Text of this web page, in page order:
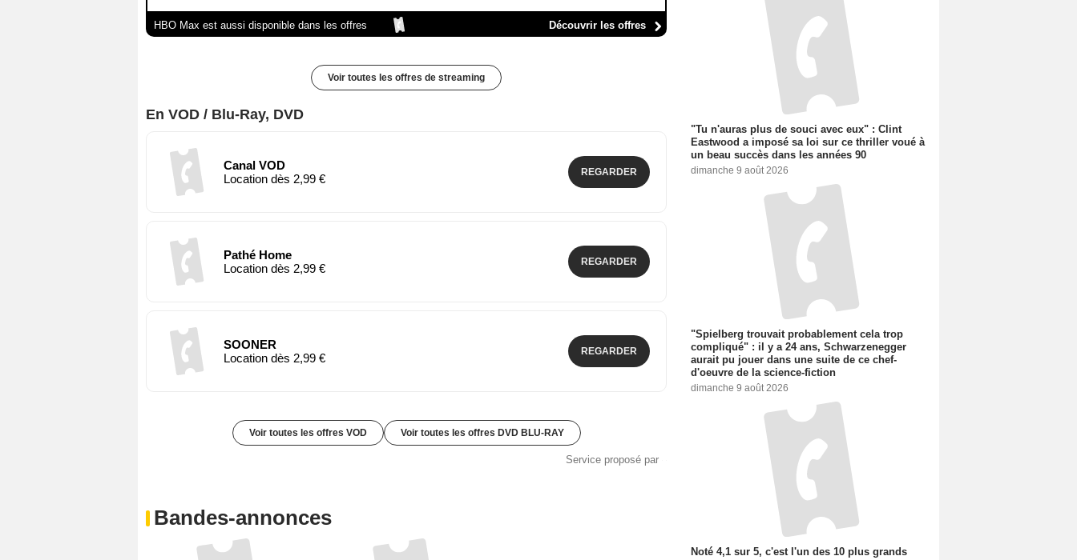
HBO Max est aussi disponible dans les offres Découvrir les offres
Voir toutes les offres de streaming
En VOD / Blu-Ray, DVD
Canal VOD
Location dès 2,99 €
REGARDER
Pathé Home
Location dès 2,99 €
REGARDER
SOONER
Location dès 2,99 €
REGARDER
Voir toutes les offres VOD Voir toutes les offres DVD BLU-RAY
Service proposé par
Bandes-annonces
"Tu n'auras plus de souci avec eux" : Clint
Eastwood a imposé sa loi sur ce thriller voué à
un beau succès dans les années 90
dimanche 9 août 2026
"Spielberg trouvait probablement cela trop
compliqué" : il y a 24 ans, Schwarzenegger
aurait pu jouer dans une suite de ce chef-
d'oeuvre de la science-fiction
dimanche 9 août 2026
Noté 4,1 sur 5, c'est l'un des 10 plus grands